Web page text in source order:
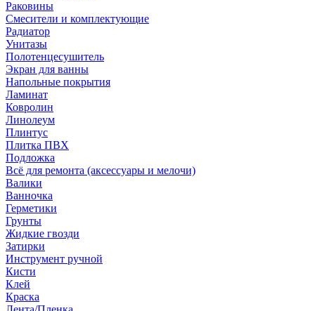
Раковины
Смесители и комплектующие
Радиатор
Унитазы
Полотенцесушитель
Экран для ванны
Напольные покрытия
Ламинат
Ковролин
Линолеум
Плинтус
Плитка ПВХ
Подложка
Всё для ремонта (аксессуары и мелочи)
Валики
Ванночка
Герметики
Грунты
Жидкие гвозди
Затирки
Инструмент ручной
Кисти
Клей
Краска